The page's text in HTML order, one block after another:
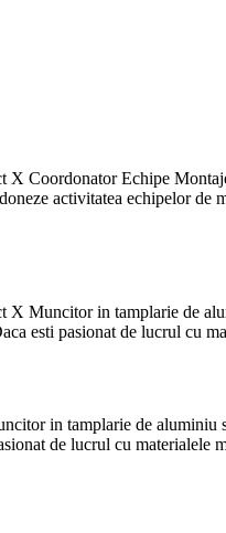
Coordonator Echipe
activitatea echipelor de
Muncitor in tamplarie de
esti pasionat de lucrul cu
in tamplarie de
de lucrul cu materialele